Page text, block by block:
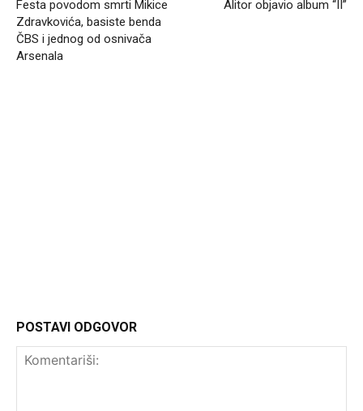
Festa povodom smrti Mikice
Zdravkovića, basiste benda
ČBS i jednog od osnivača
Arsenala
Alitor objavio album “II”
POSTAVI ODGOVOR